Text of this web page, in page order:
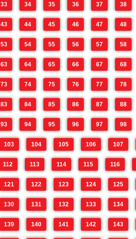
33 34 35 36 37 38
43 44 45 46 47 48
53 54 55 56 57 58
63 64 65 66 67 68
73 74 75 76 77 78
83 84 85 86 87 88
93 94 95 96 97 98
103 104 105 106 107
112 113 114 115 116
121 122 123 124 125
130 131 132 133 134
139 140 141 142 143